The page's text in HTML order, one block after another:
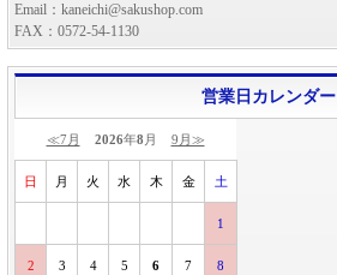
Email：kaneichi@sakushop.com
FAX：0572-54-1130
営業日カレンダー
≪7月 2026年8 月 9月≫
日 月 火 水 木 金 土
1
2 3 4 5 6 7 8